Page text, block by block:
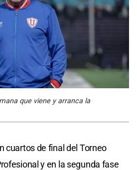
que viene y arranca la
cuartos de final del Torneo
y en la segunda fase